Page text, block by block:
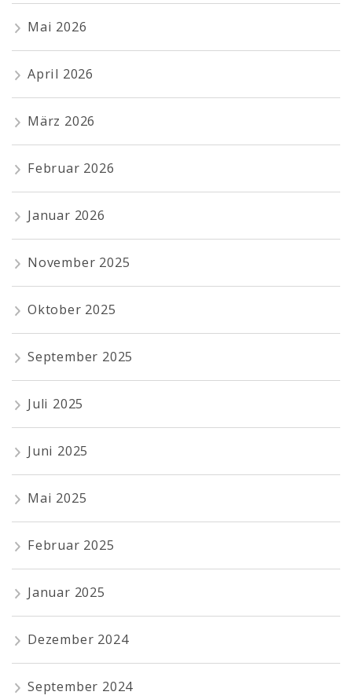
Mai 2026
April 2026
März 2026
Februar 2026
Januar 2026
November 2025
Oktober 2025
September 2025
Juli 2025
Juni 2025
Mai 2025
Februar 2025
Januar 2025
Dezember 2024
September 2024